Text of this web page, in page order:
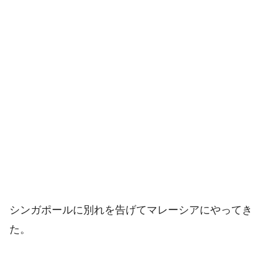
シンガポールに別れを告げてマレーシアにやってき
た。